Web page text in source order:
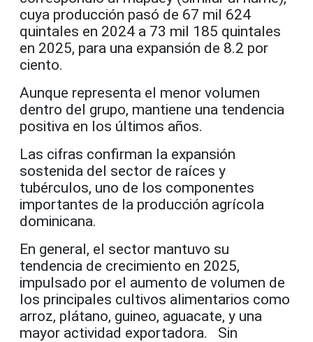
cuya producción pasó de 67 mil 624
quintales en 2024 a 73 mil 185 quintales
en 2025, para una expansión de 8.2 por
ciento.
Aunque representa el menor volumen
dentro del grupo, mantiene una tendencia
positiva en los últimos años.
Las cifras confirman la expansión
sostenida del sector de raíces y
tubérculos, uno de los componentes
importantes de la producción agrícola
dominicana.
En general, el sector mantuvo su
tendencia de crecimiento en 2025,
impulsado por el aumento de volumen de
los principales cultivos alimentarios como
arroz, plátano, guineo, aguacate, y una
mayor actividad exportadora. Sin